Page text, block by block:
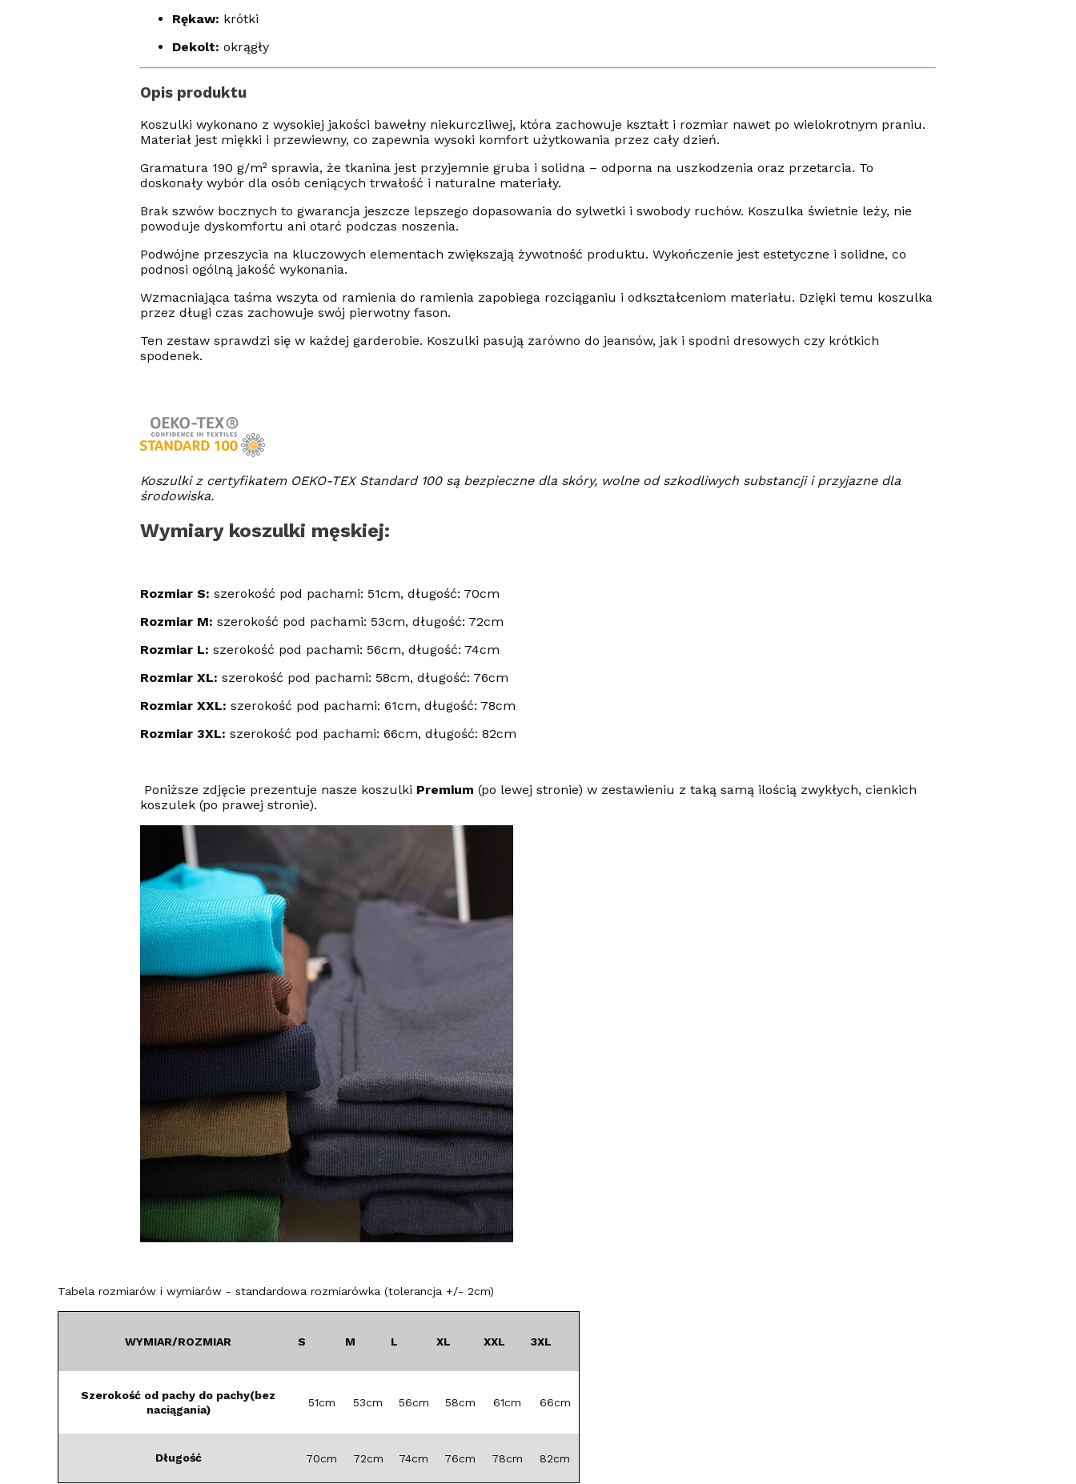
Rękaw: krótki
Dekolt: okrągły
Opis produktu
Koszulki wykonano z wysokiej jakości bawełny niekurczliwej, która zachowuje kształt i rozmiar nawet po wielokrotnym praniu.
Materiał jest miękki i przewiewny, co zapewnia wysoki komfort użytkowania przez cały dzień.
Gramatura 190 g/m² sprawia, że tkanina jest przyjemnie gruba i solidna – odporna na uszkodzenia oraz przetarcia. To
doskonały wybór dla osób ceniących trwałość i naturalne materiały.
Brak szwów bocznych to gwarancja jeszcze lepszego dopasowania do sylwetki i swobody ruchów. Koszulka świetnie leży, nie
powoduje dyskomfortu ani otarć podczas noszenia.
Podwójne przeszycia na kluczowych elementach zwiększają żywotność produktu. Wykończenie jest estetyczne i solidne, co
podnosi ogólną jakość wykonania.
Wzmacniająca taśma wszyta od ramienia do ramienia zapobiega rozciąganiu i odkształceniom materiału. Dzięki temu koszulka
przez długi czas zachowuje swój pierwotny fason.
Ten zestaw sprawdzi się w każdej garderobie. Koszulki pasują zarówno do jeansów, jak i spodni dresowych czy krótkich
spodenek.
Koszulki z certyfikatem OEKO-TEX Standard 100 są bezpieczne dla skóry, wolne od szkodliwych substancji i przyjazne dla
środowiska.
Wymiary koszulki męskiej:
Rozmiar S: szerokość pod pachami: 51cm, długość: 70cm
Rozmiar M: szerokość pod pachami: 53cm, długość: 72cm
Rozmiar L: szerokość pod pachami: 56cm, długość: 74cm
Rozmiar XL: szerokość pod pachami: 58cm, długość: 76cm
Rozmiar XXL: szerokość pod pachami: 61cm, długość: 78cm
Rozmiar 3XL: szerokość pod pachami: 66cm, długość: 82cm
Poniższe zdjęcie prezentuje nasze koszulki Premium (po lewej stronie) w zestawieniu z taką samą ilością zwykłych, cienkich
koszulek (po prawej stronie).
Tabela rozmiarów i wymiarów - standardowa rozmiarówka (tolerancja +/- 2cm)
WYMIAR/ROZMIAR S M L XL XXL 3XL
Szerokość od pachy do pachy(bez
naciągania)
51cm 53cm 56cm 58cm 61cm 66cm
Długość 70cm 72cm 74cm 76cm 78cm 82cm